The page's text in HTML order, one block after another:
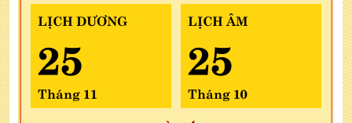
LỊCH DƯƠNG
25
Tháng 11
LỊCH ÂM
25
Tháng 10